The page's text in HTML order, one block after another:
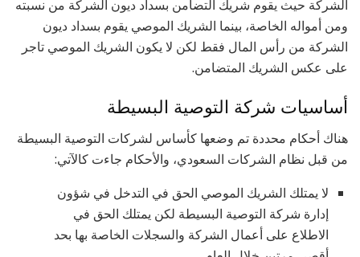
الشركة حيث يقوم شريك التضامن بسداد ديون الشركة من نسبته
ومن أمواله الخاصة، بينما الشريك الموصي يقوم بسداد ديون
الشركة من رأس المال فقط لكن لا يكون الشريك الموصي تاجر
على عكس الشريك المتضامن.
أساسيات شركة التوصية البسيطة
هناك أحكام محددة تم وضعها كأساس لشركات التوصية البسيطة
من قبل نظام الشركات السعودي، والأحكام جاءت كالآتي:
لا يمتلك الشريك الموصي الحق في التدخل في شؤون
إدارة شركة التوصية البسيطة لكن يمتلك الحق في
الاطلاع على أعمال الشركة والسجلات الخاصة بها بحد